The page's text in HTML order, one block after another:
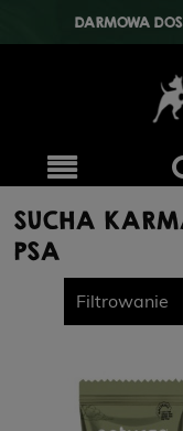
DARMOWA
SUCHA
PSA
Filtrowanie